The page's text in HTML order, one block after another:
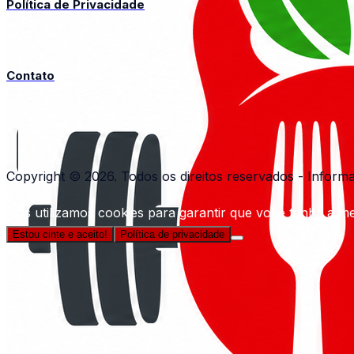
Política de Privacidade
Contato
Copyright © 2026. Todos os direitos reservados -
Nós utilizamos cookies para garantir que você tenha a
Estou cinte e aceito! Política de privacidade